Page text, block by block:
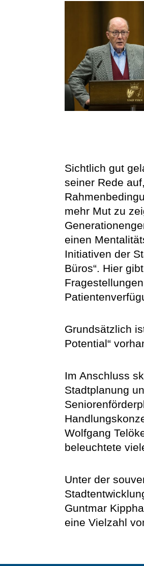
Sichtlich gut
seiner Rede
mehr Mut zu
einen
Initiativen der
Büros“. Hier
Grundsätzlich
Potential“
Im Anschluss
Stadtplanung
Wolfgang
beleuchtete
Unter der
Guntmar
eine Vielzahl